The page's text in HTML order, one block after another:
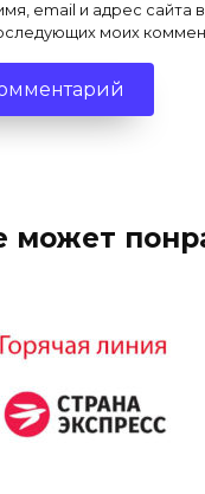
email и адрес сайта
моих
может